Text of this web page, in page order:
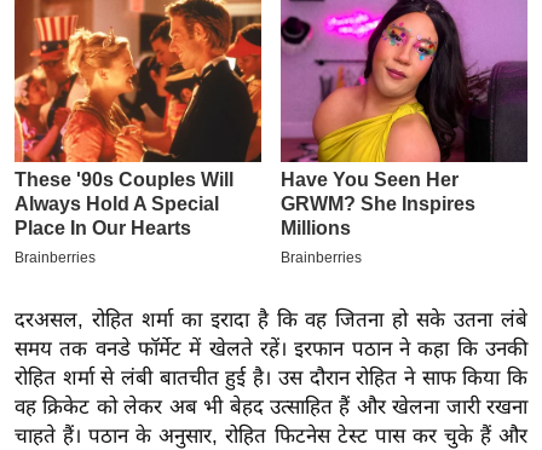
2
6
क्रा
इ
म
ई
-
पे
र
मि
सा
ल
दरअसल, रोहित शर्मा का इरादा है कि वह जितना हो सके उतना लंबे
समय तक वनडे फॉर्मेट में खेलते रहें। इरफान पठान ने कहा कि उनकी
रोहित शर्मा से लंबी बातचीत हुई है। उस दौरान रोहित ने साफ किया कि
वह क्रिकेट को लेकर अब भी बेहद उत्साहित हैं और खेलना जारी रखना
चाहते हैं। पठान के अनुसार, रोहित फिटनेस टेस्ट पास कर चुके हैं और